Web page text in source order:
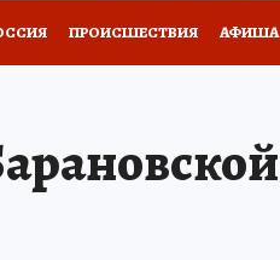
ПРОИСШЕСТВИЯ АФИША